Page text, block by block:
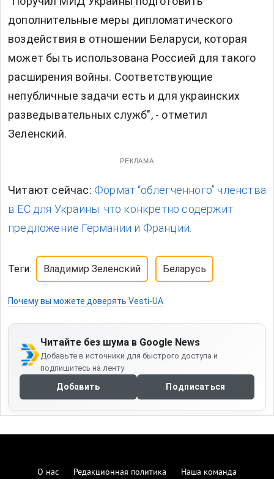
дополнительные меры дипломатического
воздействия в отношении Беларуси, которая
может быть использована Россией для такого
расширения войны. Соответствующие
непубличные задачи есть и для украинских
разведывательных служб", - отметил
Зеленский.
РЕКЛАМА
Читают сейчас: Формат “облегченного” членства
в ЕС для Украины: что конкретно содержит
предложение Германии и Франции.
Теги: Владимир Зеленский Беларусь
Почему вы можете доверять Vesti-UA
Читайте без шума в Google News
Добавьте в источники для быстрого доступа и
подпишитесь на ленту
Добавить Подписаться
О нас Редакционная политика
Наша команда